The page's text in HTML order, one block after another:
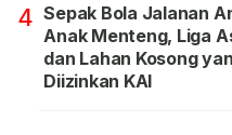
4 Sepak Bola Jalanan
Anak Menteng, Liga
dan Lahan Kosong
Diizinkan KAI